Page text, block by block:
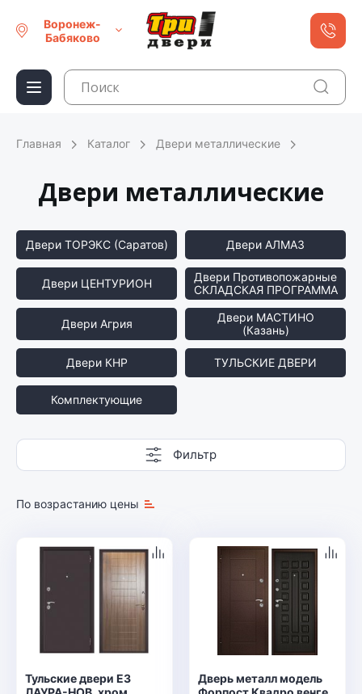
Воронеж-
Бабяково
Главная Каталог Двери металлические
Двери металлические
Двери ТОРЭКС (Саратов) Двери АЛМАЗ
Двери ЦЕНТУРИОН
Двери Противопожарные
СКЛАДСКАЯ ПРОГРАММА
Двери Агрия
Двери МАСТИНО
(Казань)
Двери КНР ТУЛЬСКИЕ ДВЕРИ
Комплектующие
Фильтр
По возрастанию цены
Тульские двери Е3
Дверь металл модель